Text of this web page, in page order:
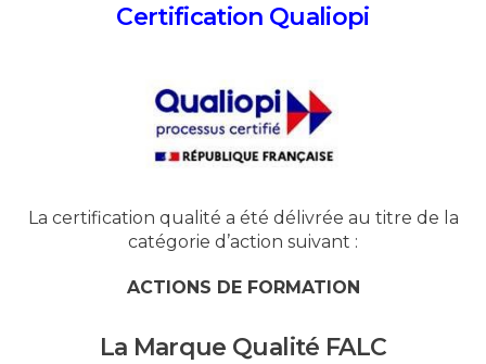
Certification Qualiopi
La certification qualité a été délivrée au titre de la
catégorie d’action suivant :
ACTIONS DE FORMATION
La Marque Qualité FALC